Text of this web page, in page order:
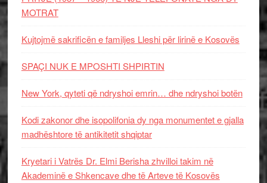
MOTRAT
Kujtojmë sakrificën e familjes Lleshi për lirinë e Kosovës
SPAÇI NUK E MPOSHTI SHPIRTIN
New York, qyteti që ndryshoi emrin… dhe ndryshoi botën
Kodi zakonor dhe isopolifonia dy nga monumentet e gjalla
madhështore të antikitetit shqiptar
Kryetari i Vatrës Dr. Elmi Berisha zhvilloi takim në
Akademinë e Shkencave dhe të Arteve të Kosovës